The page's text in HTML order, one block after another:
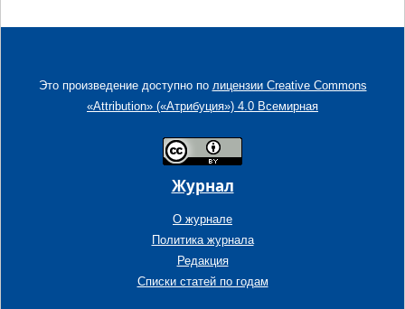
Это произведение доступно по лицензии Creative Commons
«Attribution» («Атрибуция») 4.0 Всемирная
Журнал
О журнале
Политика журнала
Редакция
Списки статей по годам